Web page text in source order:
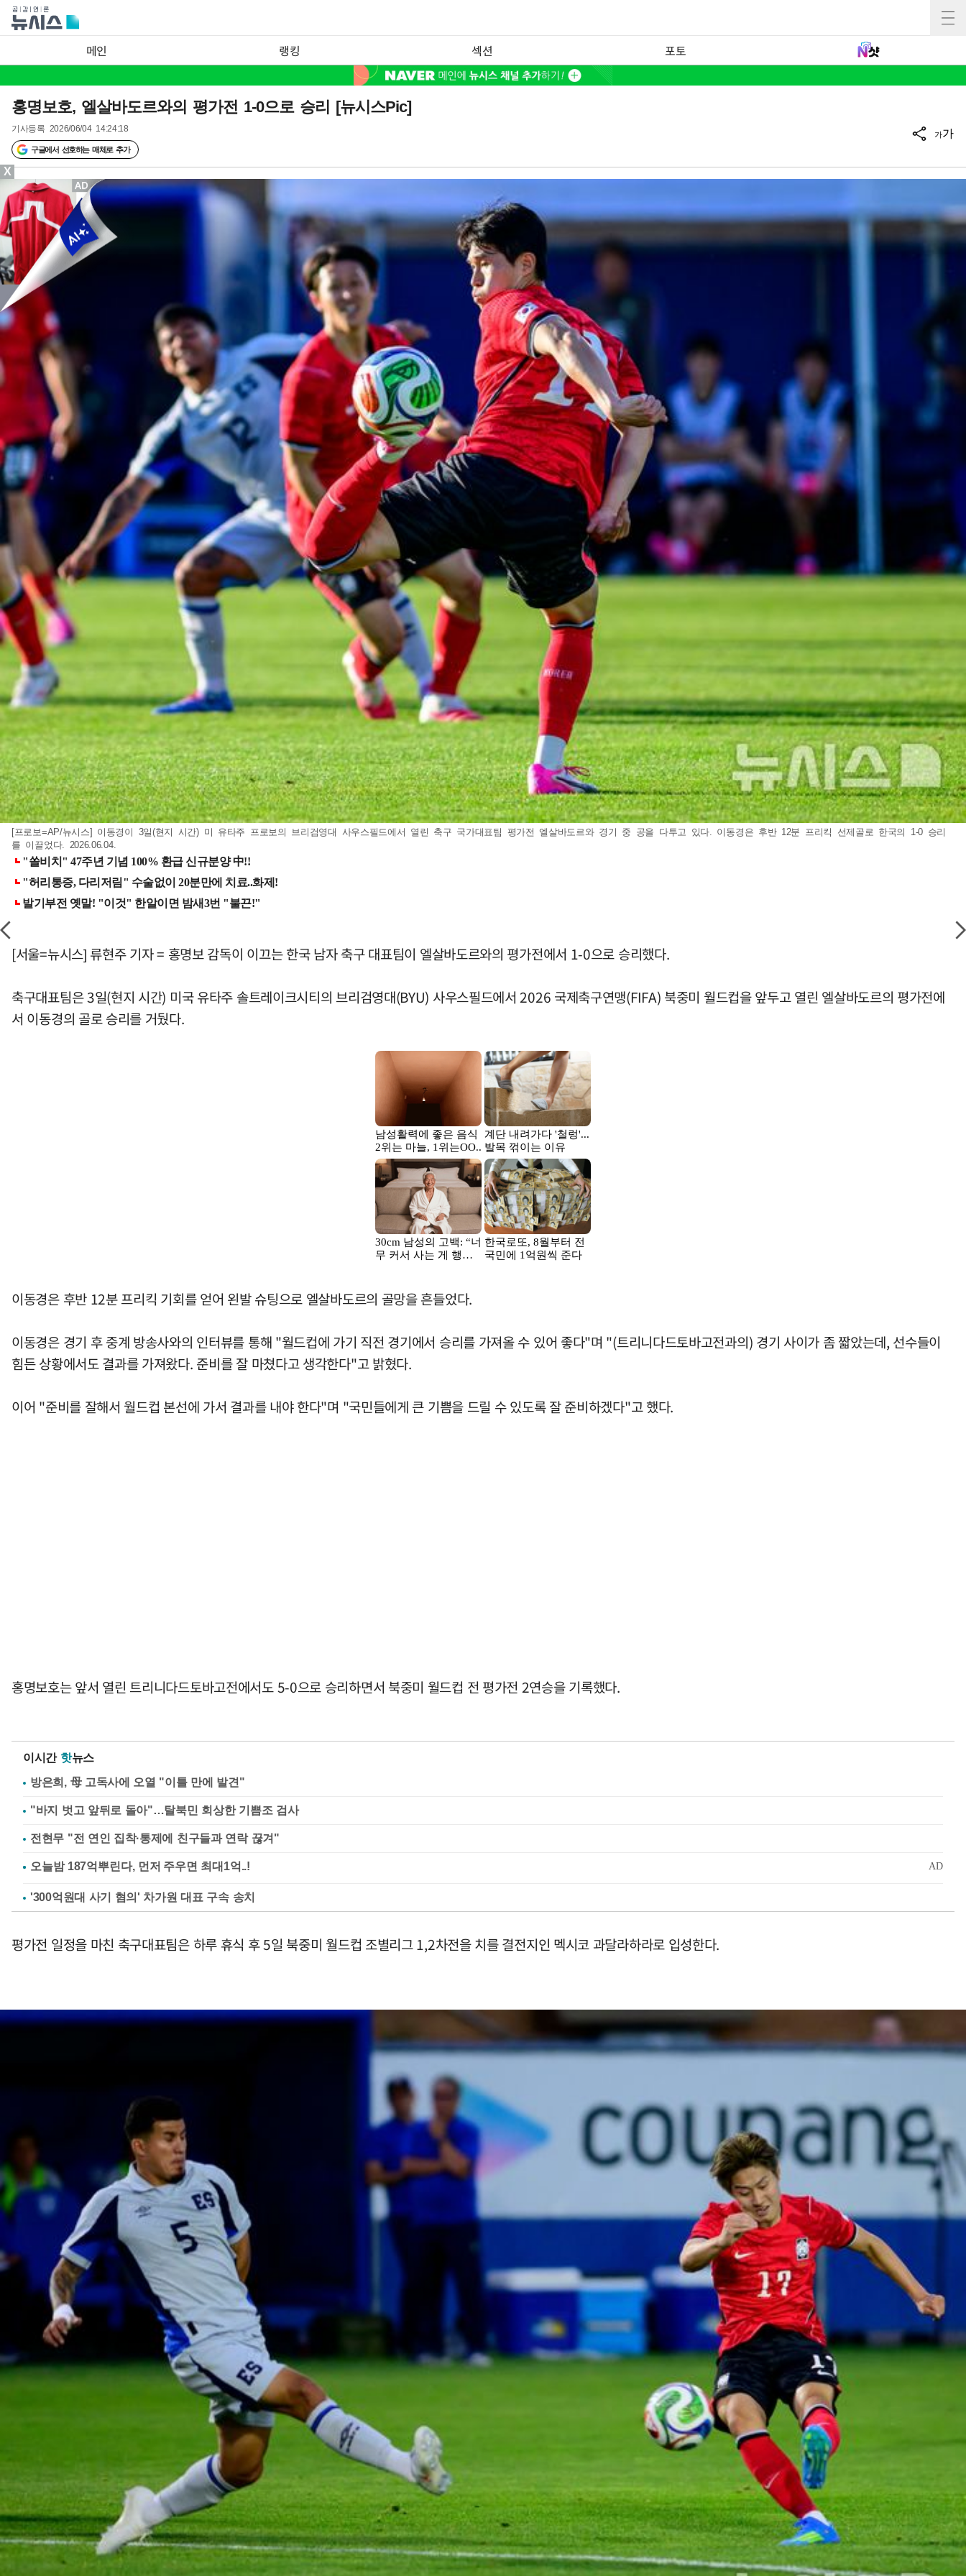
메인 랭킹 섹션 포토
홍명보호, 엘살바도르와의 평가전 1-0으로 승리 [뉴시스Pic]
기사등록 2026/06/04 14:24:18
구글에서 선호하는 매체로 추가
가가
[프로보=AP/뉴시스] 이동경이 3일(현지 시간) 미 유타주 프로보의 브리검영대 사우스필드에서 열린 축구 국가대표팀 평가전 엘살바도르와 경기 중 공을 다투고 있다. 이동경은 후반 12분 프리킥 선제골로 한국의 1-0 승리
를 이끌었다. 2026.06.04.
[서울=뉴시스] 류현주 기자 = 홍명보 감독이 이끄는 한국 남자 축구 대표팀이 엘살바도르와의 평가전에서 1-0으로 승리했다.
축구대표팀은 3일(현지 시간) 미국 유타주 솔트레이크시티의 브리검영대(BYU) 사우스필드에서 2026 국제축구연맹(FIFA) 북중미 월드컵을 앞두고 열린 엘살바도르의 평가전에
서 이동경의 골로 승리를 거뒀다.
이동경은 후반 12분 프리킥 기회를 얻어 왼발 슈팅으로 엘살바도르의 골망을 흔들었다.
이동경은 경기 후 중계 방송사와의 인터뷰를 통해 "월드컵에 가기 직전 경기에서 승리를 가져올 수 있어 좋다"며 "(트리니다드토바고전과의) 경기 사이가 좀 짧았는데, 선수들이
힘든 상황에서도 결과를 가져왔다. 준비를 잘 마쳤다고 생각한다"고 밝혔다.
이어 "준비를 잘해서 월드컵 본선에 가서 결과를 내야 한다"며 "국민들에게 큰 기쁨을 드릴 수 있도록 잘 준비하겠다"고 했다.
홍명보호는 앞서 열린 트리니다드토바고전에서도 5-0으로 승리하면서 북중미 월드컵 전 평가전 2연승을 기록했다.
이시간 핫뉴스
방은희, 母 고독사에 오열 "이틀 만에 발견"
"바지 벗고 앞뒤로 돌아"…탈북민 회상한 기쁨조 검사
전현무 "전 연인 집착·통제에 친구들과 연락 끊겨"
'300억원대 사기 혐의' 차가원 대표 구속 송치
평가전 일정을 마친 축구대표팀은 하루 휴식 후 5일 북중미 월드컵 조별리그 1,2차전을 치를 결전지인 멕시코 과달라하라로 입성한다.
X